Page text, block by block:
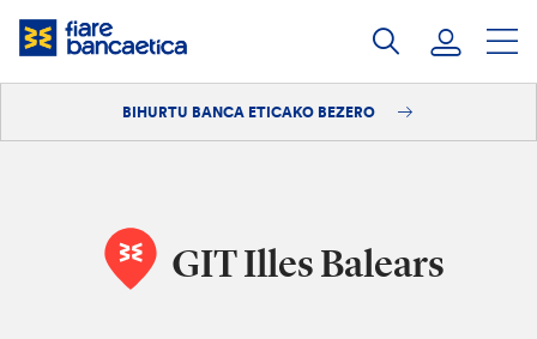
Pasatu
edukia
BIHURTU BANCA ETICAKO BEZERO
GIT Illes Balears